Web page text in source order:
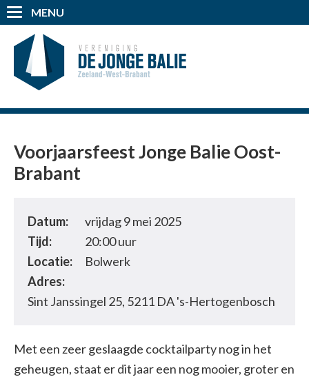
MENU
Voorjaarsfeest Jonge Balie Oost-
Brabant
Datum:
vrijdag 9 mei 2025
Tijd:
20:00 uur
Locatie:
Bolwerk
Adres:
Sint Janssingel 25, 5211 DA 's-Hertogenbosch
Met een zeer geslaagde cocktailparty nog in het
geheugen, staat er dit jaar een nog mooier, groter en